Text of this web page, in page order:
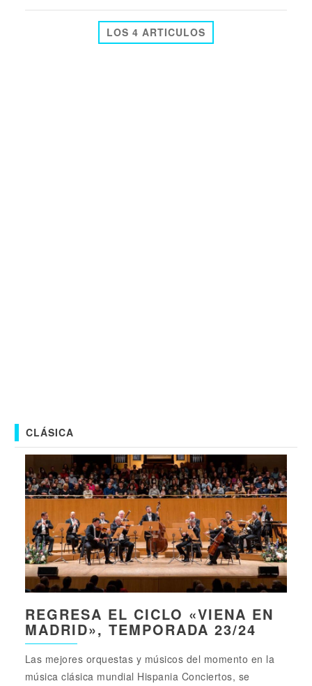
LOS 4 ARTICULOS
CLÁSICA
REGRESA EL CICLO «VIENA EN
MADRID», TEMPORADA 23/24
Las mejores orquestas y músicos del momento en la
música clásica mundial Hispania Conciertos, se